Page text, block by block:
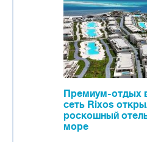
Премиум-отдых
сеть Rixos
роскошный
море